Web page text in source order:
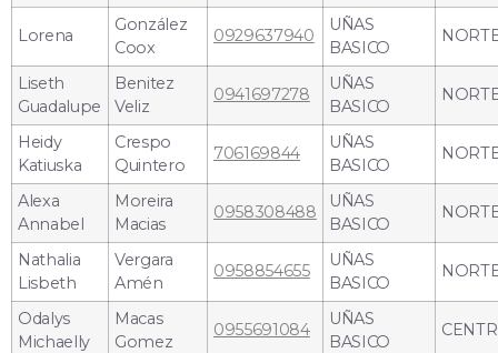
Lorena
González
Coox
0929637940
UÑAS
BASICO
Liseth
Guadalupe
Benitez
Veliz
0941697278
UÑAS
BASICO
Heidy
Katiuska
Crespo
Quintero
706169844
UÑAS
BASICO
Alexa
Annabel
Moreira
Macias
0958308488
UÑAS
BASICO
Nathalia
Lisbeth
Vergara
Amén
0958854655
UÑAS
BASICO
Odalys
Michaelly
Macas
Gomez
0955691084
UÑAS
BASICO